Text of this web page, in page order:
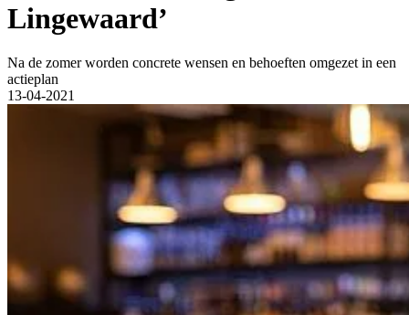
Lingewaard’
Na de zomer worden concrete wensen en behoeften omgezet in een
actieplan
13-04-2021